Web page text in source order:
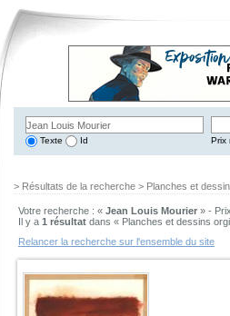
Texte Id Prix
> Résultats de la recherche > Planches et
Votre recherche : « Jean Louis Mourier » -
Il y a 1 résultat dans « Planches et dessins
Relancer la recherche sur l'ensemble du site